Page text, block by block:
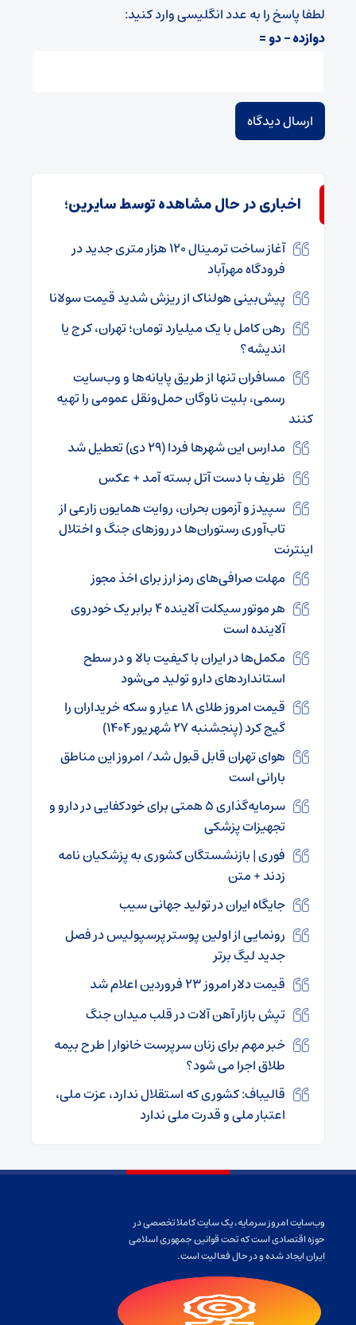
لطفا پاسخ را به عدد انگلیسی وارد کنید:
دوازده − دو =
اخباری در حال مشاهده توسط سایرین؛
آغاز ساخت ترمینال ۱۲۰ هزار متری جدید در
فرودگاه مهرآباد
پیش‌بینی هولناک از ریزش شدید قیمت سولانا
رهن کامل با یک میلیارد تومان؛ تهران، کرج یا
اندیشه؟
مسافران تنها از طریق پایانه‌ها و وب‌سایت
رسمی، بلیت ناوگان حمل‌ونقل عمومی را تهیه
کنند
مدارس این شهرها فردا (۲۹ دی) تعطیل شد
ظریف با دست آتل بسته آمد + عکس
سپیدز و آزمون بحران، روایت همایون زارعی از
تاب‌آوری رستوران‌ها در روزهای جنگ و اختلال
اینترنت
مهلت صرافی‌های رمز ارز برای اخذ مجوز
هر موتور سیکلت آلاینده ۴ برابر یک خودروی
آلاینده است
مکمل‌ها در ایران با کیفیت بالا و در سطح
استاندارد‌های دارو تولید می‌شود
قیمت امروز طلای ۱۸ عیار و سکه خریداران را
گیج کرد (پنجشنبه ۲۷ شهریور ۱۴۰۴)
هوای تهران قابل قبول شد/ امروز این مناطق
بارانی است
سرمایه‌گذاری ۵ همتی برای خودکفایی در دارو و
تجهیزات پزشکی
فوری | بازنشستگان کشوری به پزشکیان نامه
زدند + متن
جایگاه ایران در تولید جهانی سیب
رونمایی از اولین پوستر پرسپولیس در فصل
جدید لیگ برتر
قیمت دلار امروز ۲۳ فروردین اعلام شد
تپش بازار آهن آلات در قلب میدان جنگ
خبر مهم برای زنان سرپرست خانوار | طرح بیمه
طلاق اجرا می شود؟
قالیباف: کشوری که استقلال ندارد، عزت ملی،
اعتبار ملی و قدرت ملی ندارد
وب‌سایت امروز سرمایه، یک سایت کاملا تخصصی در
حوزه اقتصادی است که تحت قوانین جمهوری اسلامی
ایران ایجاد شده و در حال فعالیت است.